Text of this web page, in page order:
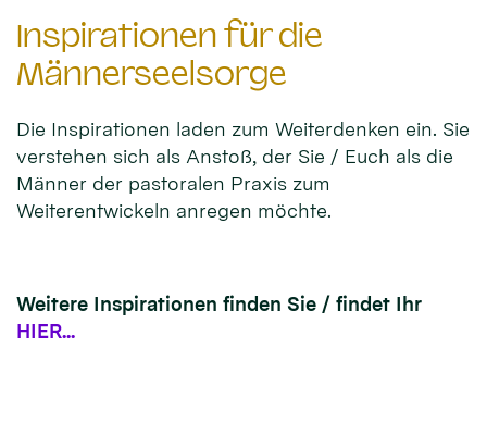
Inspirationen für die
Männerseelsorge
Die Inspirationen laden zum Weiterdenken ein. Sie
verstehen sich als Anstoß, der Sie / Euch als die
Männer der pastoralen Praxis zum
Weiterentwickeln anregen möchte.
Weitere Inspirationen finden Sie / findet Ihr
HIER...